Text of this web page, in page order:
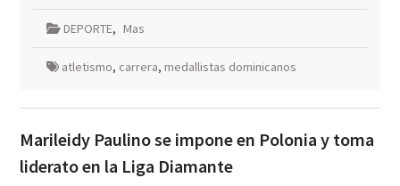
DEPORTE, Mas
atletismo, carrera, medallistas dominicanos
Marileidy Paulino se impone en Polonia y toma
liderato en la Liga Diamante